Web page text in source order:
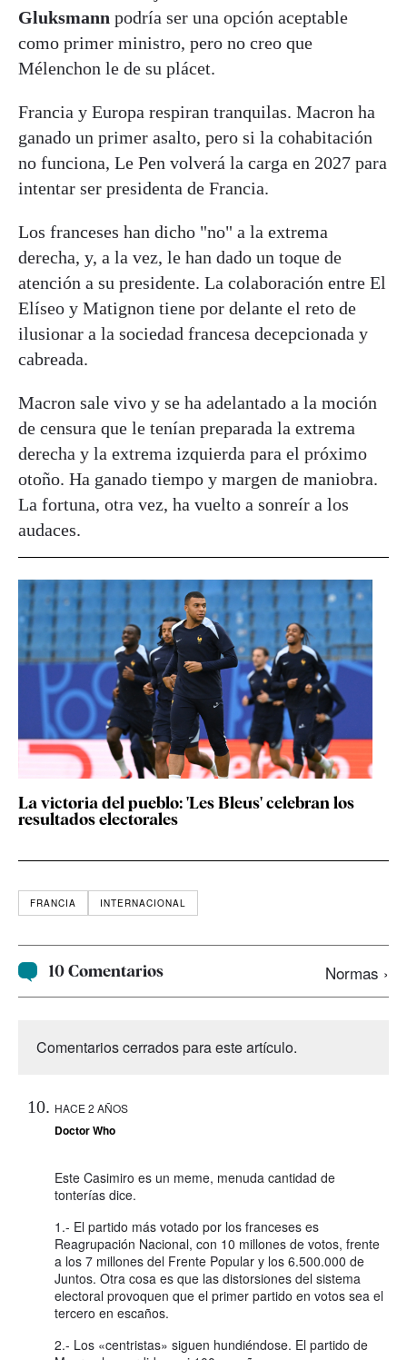
Gluksmann podría ser una opción aceptable
como primer ministro, pero no creo que
Mélenchon le de su plácet.
Francia y Europa respiran tranquilas. Macron ha
ganado un primer asalto, pero si la cohabitación
no funciona, Le Pen volverá la carga en 2027 para
intentar ser presidenta de Francia.
Los franceses han dicho "no" a la extrema
derecha, y, a la vez, le han dado un toque de
atención a su presidente. La colaboración entre El
Elíseo y Matignon tiene por delante el reto de
ilusionar a la sociedad francesa decepcionada y
cabreada.
Macron sale vivo y se ha adelantado a la moción
de censura que le tenían preparada la extrema
derecha y la extrema izquierda para el próximo
otoño. Ha ganado tiempo y margen de maniobra.
La fortuna, otra vez, ha vuelto a sonreír a los
audaces.
La victoria del pueblo: 'Les Bleus' celebran los
resultados electorales
FRANCIA INTERNACIONAL
10 Comentarios Normas ›
Comentarios cerrados para este artículo.
HACE 2 AÑOS
Doctor Who
Este Casimiro es un meme, menuda cantidad de
tonterías dice.
1.- El partido más votado por los franceses es
Reagrupación Nacional, con 10 millones de votos, frente
a los 7 millones del Frente Popular y los 6.500.000 de
Juntos. Otra cosa es que las distorsiones del sistema
electoral provoquen que el primer partido en votos sea el
tercero en escaños.
2.- Los «centristas» siguen hundiéndose. El partido de